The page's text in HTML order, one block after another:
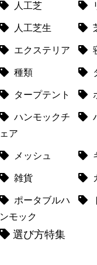
人工芝
人工芝生
エクステリア
種類
タープテント
ハンモックチ
ェア
メッシュ
雑貨
ポータブルハ
ンモック
選び方特集